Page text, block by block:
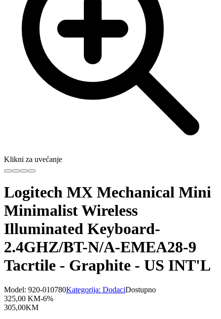
Klikni za uvećanje
Logitech MX Mechanical Mini
Minimalist Wireless
Illuminated Keyboard-
2.4GHZ/BT-N/A-EMEA28-9
Tacrtile - Graphite - US INT'L
Model: 920-010780Kategorija: DodaciDostupno
325,00 KM-6%
305,00KM